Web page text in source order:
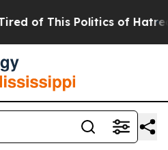
This Politics of Hatred”